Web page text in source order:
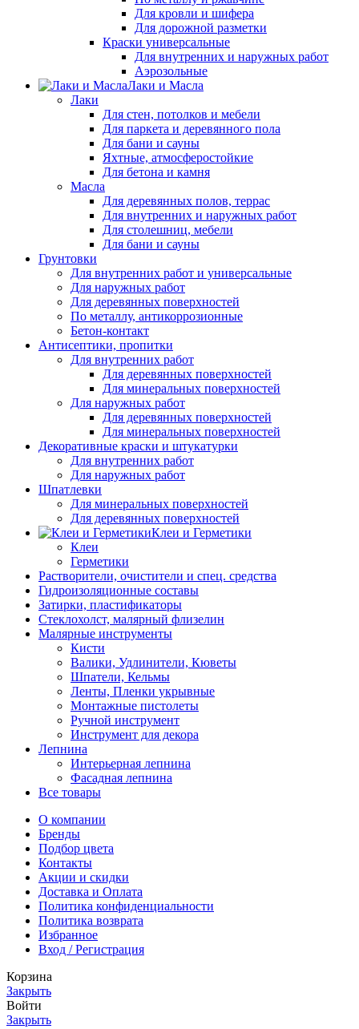
Для кровли и шифера
Для дорожной разметки
Краски универсальные
Для внутренних и наружных работ
Аэрозольные
Лаки и Масла
Лаки
Для стен, потолков и мебели
Для паркета и деревянного пола
Для бани и сауны
Яхтные, атмосферостойкие
Для бетона и камня
Масла
Для деревянных полов, террас
Для внутренних и наружных работ
Для столешниц, мебели
Для бани и сауны
Грунтовки
Для внутренних работ и универсальные
Для наружных работ
Для деревянных поверхностей
По металлу, антикоррозионные
Бетон-контакт
Антисептики, пропитки
Для внутренних работ
Для деревянных поверхностей
Для минеральных поверхностей
Для наружных работ
Для деревянных поверхностей
Для минеральных поверхностей
Декоративные краски и штукатурки
Для внутренних работ
Для наружных работ
Шпатлевки
Для минеральных поверхностей
Для деревянных поверхностей
Клеи и Герметики
Клеи
Герметики
Растворители, очистители и спец. средства
Гидроизоляционные составы
Затирки, пластификаторы
Стеклохолст, малярный флизелин
Малярные инструменты
Кисти
Валики, Удлинители, Кюветы
Шпатели, Кельмы
Ленты, Пленки укрывные
Монтажные пистолеты
Ручной инструмент
Инструмент для декора
Лепнина
Интерьерная лепнина
Фасадная лепнина
Все товары
О компании
Бренды
Подбор цвета
Контакты
Акции и скидки
Доставка и Оплата
Политика конфиденциальности
Политика возврата
Избранное
Вход / Регистрация
Корзина
Закрыть
Войти
Закрыть